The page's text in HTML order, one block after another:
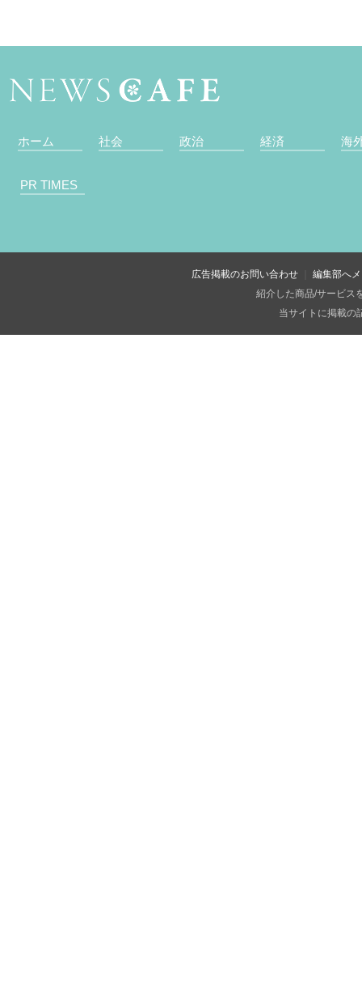
ホーム 社会 政治 経済 海
PR TIMES
広告掲載のお問い合わせ
編集部へ
紹介した商品/サービス
当サイトに掲載の